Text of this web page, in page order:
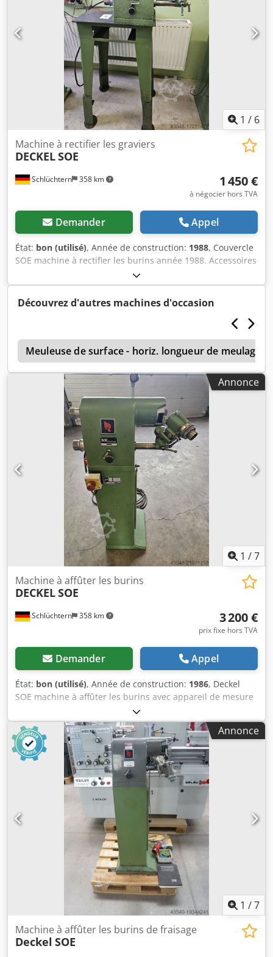
1 / 6
Schlüchtern 358 km
Machine à rectifier les graviers
DECKELSOE
1 450 €
à négocier hors TVA
Demander Appel
État: bon (utilisé), Année de construction: 1988, Couvercle
SOE machine à rectifier les burins année 1988. Accessoires
: pinces de serrage , Bon état de fonctionnement . Dwjdpfx
Aqouqv Najioa
Découvrez d'autres machines d'occasion
Meuleuse de surface - horiz. longueur de meulage
Annonce
1 /7
Schlüchtern 358 km
Machine à affûter les burins
DECKELSOE
3 200 €
prix fixe hors TVA
Demander Appel
État: bon (utilisé), Année de construction: 1986, Deckel
SOE machine à affûter les burins avec appareil de mesure
par projection. Accessoires : pinces de serrage, différentes
meules. Bon état de fonctionnement. Dwedpfx Aqoy
Tuhveisa
Annonce
1 /7
Machine à affûter les burins de fraisage
Deckel SOE